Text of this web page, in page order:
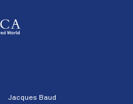
Jacques Baud